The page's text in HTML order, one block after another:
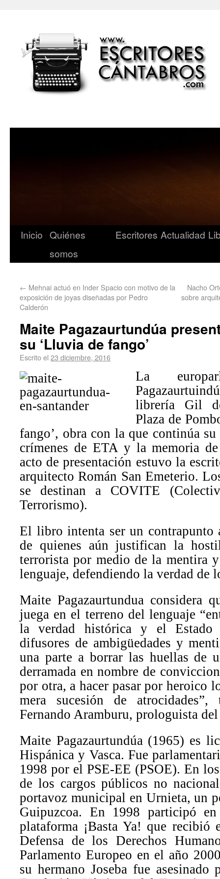
Inicio Quiénes
somos
Escritores Actualidad
← Mehnai actuó en Inder Spacio con motivo de la
exposición de joyas diseñadas por Pedro
Calderón
Nacho
sobre
Maite Pagazaurtundúa
su ‘Lluvia de fango’
Escrito el 23 diciembre, 2016
La
librería Gil
Plaza de
fango’, obra con la que continúa
crímenes de ETA y la memoria
acto de presentación estuvo la
arquitecto Román San Emeterio.
se destinan a COVITE
Terrorismo).
El libro intenta ser un contrapunto
de quienes aún justifican la
terrorista por medio de la mentira
lenguaje, defendiendo la verdad de
Maite Pagazaurtundua considera
juega en el terreno del lenguaje
la verdad histórica y el
difusores de ambigüedades y
una parte a borrar las huellas de
derramada en nombre de
por otra, a hacer pasar por heroico
mera sucesión de
Fernando Aramburu, prologuista
Maite Pagazaurtundúa (1965) es
Hispánica y Vasca. Fue
1998 por el PSE-EE (PSOE). En
de los cargos públicos no
portavoz municipal en Urnieta, un
Guipuzcoa. En 1998 participó
plataforma ¡Basta Ya! que recibió
Defensa de los Derechos
Parlamento Europeo en el año
su hermano Joseba fue